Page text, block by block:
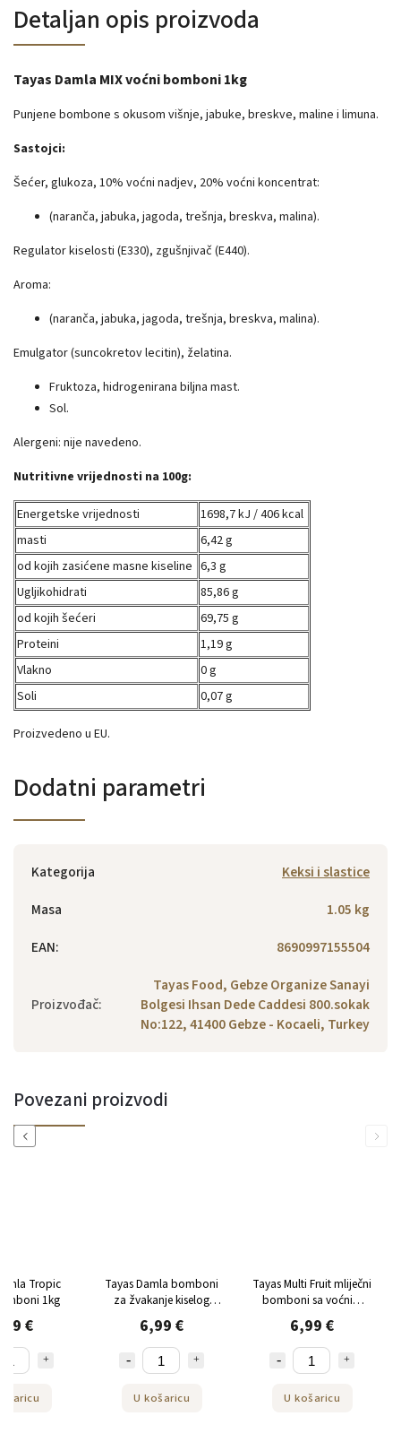
Detaljan opis proizvoda
Tayas Damla MIX voćni bomboni 1kg
Punjene bombone s okusom višnje, jabuke, breskve, maline i limuna.
Sastojci:
Šećer, glukoza, 10% voćni nadjev, 20% voćni koncentrat:
(naranča, jabuka, jagoda, trešnja, breskva, malina).
Regulator kiselosti (E330), zgušnjivač (E440).
Aroma:
(naranča, jabuka, jagoda, trešnja, breskva, malina).
Emulgator (suncokretov lecitin), želatina.
Fruktoza, hidrogenirana biljna mast.
Sol.
Alergeni: nije navedeno.
Nutritivne vrijednosti na 100g:
Energetske vrijednosti
1698,7 kJ / 406 kcal
masti
6,42 g
od kojih zasićene masne kiseline 6,3 g
Ugljikohidrati
85,86 g
od kojih šećeri
69,75 g
Proteini
1,19 g
Vlakno
0 g
Soli
0,07 g
Proizvedeno u EU.
Dodatni parametri
Kategorija
Keksi i slastice
Masa
1.05 kg
EAN: 8690997155504
Proizvođač:
Tayas Food, Gebze Organize Sanayi
Bolgesi Ihsan Dede Caddesi 800.sokak
No:122, 41400 Gebze - Kocaeli, Turkey
Povezani proizvodi
Previous
Tropic
1kg
€
Tayas Damla bomboni
za žvakanje kiselog
voća 1kg
6,99 €
U košaricu
Tayas Multi Fruit mliječni
bomboni sa voćnim
sokom 1kg
6,99 €
U košaricu
Next